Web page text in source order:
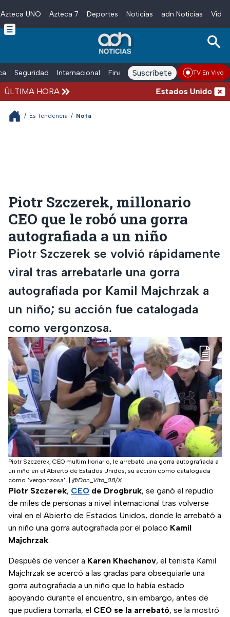
Skip to main content
Azteca UNO Azteca 7 Deportes Noticias adn Noticias
Seguridad Internacional Finanzas adn Noticias Radio
Suscríbete TV En Vivo
ÚLTIMA HORA Estados Unidos
/ Es Tendencia / Nota
Piotr Szczerek, millonario
CEO que le robó una gorra
autografiada a un niño
Piotr Szczerek se volvió rápidamente
viral tras arrebatarle una gorra
autografiada por Kamil Majchrzak a
un niño; su acción fue catalogada
como vergonzosa.
Piotr Szczerek, CEO multimillonario, le arrebató una gorra autografiada a
un niño en el Abierto de Estados Unidos; su acción como catalogada
como "vergonzosa".
@Don_Vito_08/X
Piotr Szczerek, CEO de Drogbruk, se ganó el repudio
de miles de personas a nivel internacional tras volverse
viral en el Abierto de Estados Unidos, donde le arrebató a
un niño una gorra autografiada por el polaco Kamil
Majchrzak.
Después de vencer a Karen Khachanov, el tenista Kamil
Majchrzak se acercó a las gradas para obsequiarle una
gorra autografiada a un niño que lo había estado
apoyando durante el encuentro, sin embargo, antes de
que pudiera tomarla, el CEO se la arrebató, se la mostró